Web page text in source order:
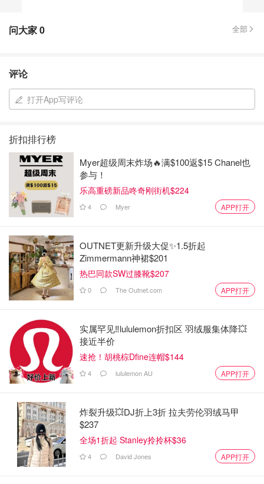
问大家0 全部
评论
打开App写评论
折扣排行榜
Myer超级周末炸场🔥满$100返$15 Chanel也
参与！
乐高重磅新品咚奇刚街机$224
4 Myer APP打开
OUTNET更新升级大促✨1.5折起
Zimmermann神裙$201
热巴同款SW过膝靴$207
0 The Outnet.com APP打开
实属罕见‼️lululemon折扣区 羽绒服集体降💥
接近半价
速抢！胡桃棕Dfine连帽$144
4 lululemon AU APP打开
炸裂升级💥DJ折上3折 拉夫劳伦羽绒马甲
$237
全场1折起 Stanley拎拎杯$36
4 David Jones APP打开